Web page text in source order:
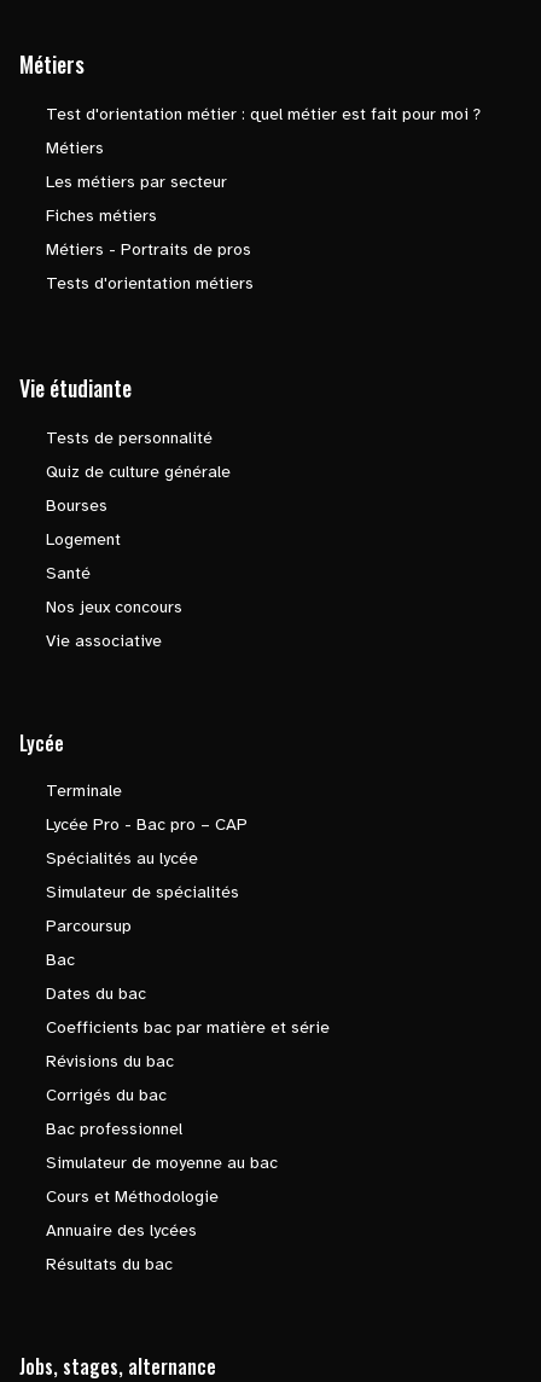
Métiers
Test d'orientation métier : quel métier est fait pour moi ?
Métiers
Les métiers par secteur
Fiches métiers
Métiers - Portraits de pros
Tests d'orientation métiers
Vie étudiante
Tests de personnalité
Quiz de culture générale
Bourses
Logement
Santé
Nos jeux concours
Vie associative
Lycée
Terminale
Lycée Pro - Bac pro – CAP
Spécialités au lycée
Simulateur de spécialités
Parcoursup
Bac
Dates du bac
Coefficients bac par matière et série
Révisions du bac
Corrigés du bac
Bac professionnel
Simulateur de moyenne au bac
Cours et Méthodologie
Annuaire des lycées
Résultats du bac
Jobs, stages, alternance